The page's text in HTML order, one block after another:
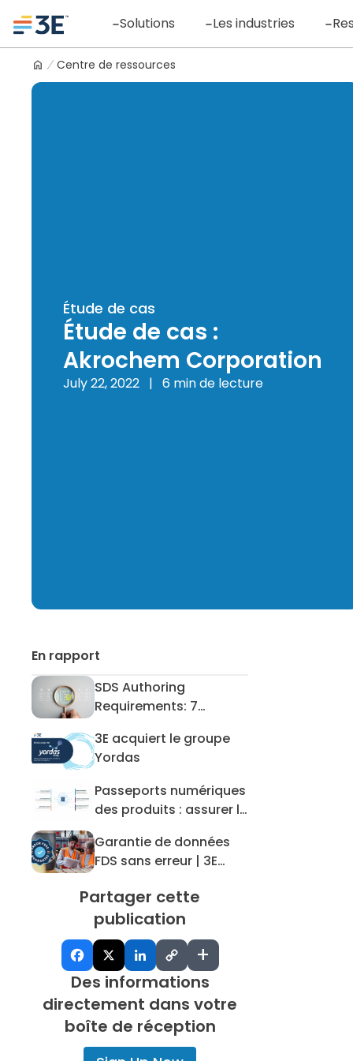
content
Solutions Les industries
Centre de ressources
Étude de cas
Étude de cas :
Akrochem Corporation
July 22, 2022 | 6 min de lecture
En rapport
SDS Authoring
Requirements: 7
SDS Authoring Requirements: 7
3E acquiert le groupe
Yordas3E acquiert le groupe Yordas
Passeports numériques
des produits : assurer la
données pour les DPP et
au-delà
Passeports numériques des
Garantie de données
FDS sans erreur | 3E
Garantie de données FDS sans
Partager cette
publication
+
Des informations
directement dans votre
boîte de réception